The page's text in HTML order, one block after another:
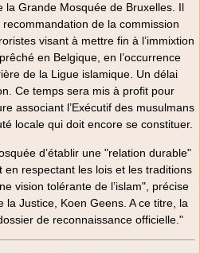
la Grande Mosquée de Bruxelles. Il
de la commission
visant à mettre fin à l’immixtion
en Belgique, en l’occurrence
de la Ligue islamique. Un délai
Ce temps sera mis à profit pour
associant l’Exécutif des musulmans
locale qui doit encore se constituer.
d’établir une "relation durable"
respectant les lois et les traditions
vision tolérante de l’islam", précise
la Justice, Koen Geens. A ce titre, la
de reconnaissance officielle."